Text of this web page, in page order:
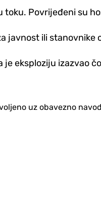
Povrijeđeni su
javnost ili stanovnike
eksploziju izazvao
uz obavezno